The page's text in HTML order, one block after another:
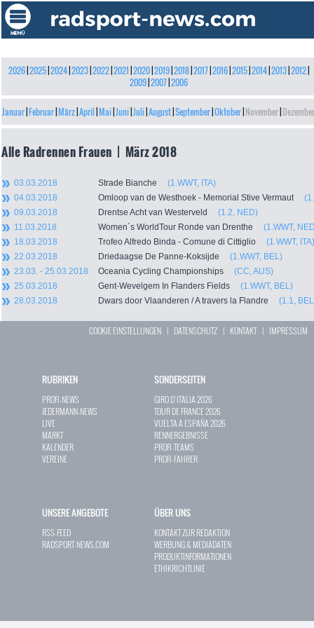
2026| 2025| 2024| 2023| 2022| 2021 2020| 2019| 2018| 2017| 2016| 2015| 2014| 2013| 2012|
2009| 2007| 2006
Januar Februar März April Mai Juni Juli August September Oktober November Dezember
Alle Radrennen Frauen | März 2018
03.03.2018 Strade Bianche (1.WWT, ITA)
04.03.2018
Omloop van de Westhoek - Memorial Stive Vermaut
09.03.2018
Drentse Acht van Westerveld (1.2, NED)
11.03.2018
Women´s WorldTour Ronde van Drenthe (1.WWT,
18.03.2018
Trofeo Alfredo Binda - Comune di Cittiglio (1.WWT, ITA)
22.03.2018
Driedaagse De Panne-Koksijde (1.WWT, BEL)
23.03. - 25.03.2018
Oceania Cycling Championships (CC, AUS)
25.03.2018
Gent-Wevelgem In Flanders Fields (1.WWT, BEL)
28.03.2018
Dwars door Vlaanderen / A travers la Flandre (1.1,
COOKIE EINSTELLUNGEN | DATENSCHUTZ | KONTAKT| IMPRESSUM
RUBRIKEN
PROFI-NEWS
JEDERMANN-NEWS
LIVE
MARKT
KALENDER
VEREINE
SONDERSEITEN
GIRO D`ITALIA 2026
TOUR DE FRANCE 2026
VUELTA A ESPAÑA 2026
RENNERGEBNISSE
PROFI-TEAMS
PROFI-FAHRER
UNSERE ANGEBOTE
RSS-FEED
RADSPORT-NEWS.COM
ÜBER UNS
KONTAKT ZUR REDAKTION
WERBUNG & MEDIADATEN
PRODUKTINFORMATIONEN
ETHIKRICHTLINIE